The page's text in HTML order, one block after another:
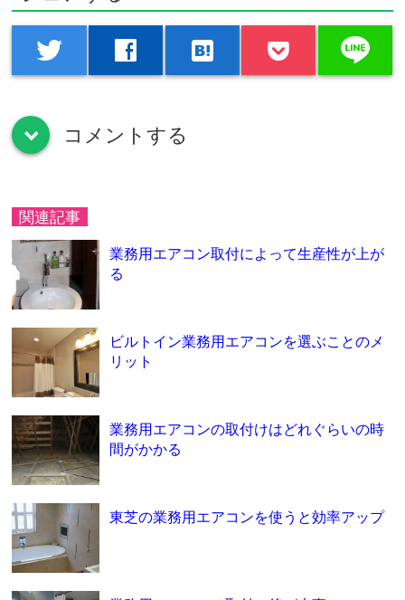
twitter facebook hatenabookmark line
down コメントする
関連記事
業務用エアコン取付によって生産性が上が
る
ビルトイン業務用エアコンを選ぶことのメ
リット
業務用エアコンの取付けはどれぐらいの時
間がかかる
東芝の業務用エアコンを使うと効率アップ